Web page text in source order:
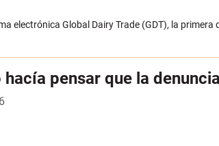
electrónica Global Dairy Trade (GDT), la
hacía pensar que la